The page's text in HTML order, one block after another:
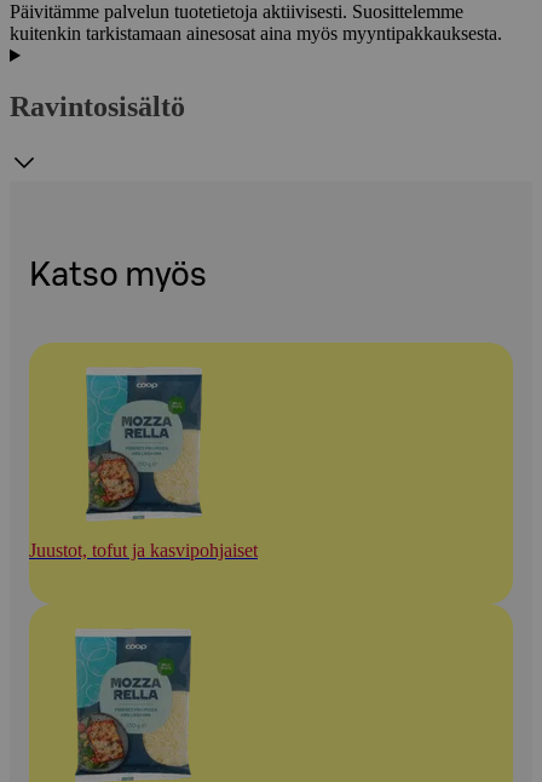
Päivitämme palvelun tuotetietoja aktiivisesti. Suosittelemme
kuitenkin tarkistamaan ainesosat aina myös myyntipakkauksesta.
Ravintosisältö
Katso myös
Juustot, tofut ja kasvipohjaiset